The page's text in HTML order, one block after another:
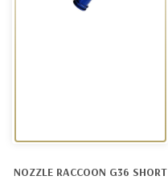
NOZZLE RACCOON G36 SHORT